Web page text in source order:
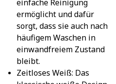
einfache Reinigung
ermöglicht und dafür
sorgt, dass sie auch nach
häufigem Waschen in
einwandfreiem Zustand
bleibt.
Zeitloses Weiß: Das